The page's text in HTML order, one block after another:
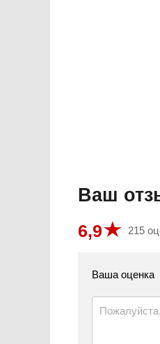
Ваш
6,9 215
Ваша оценка